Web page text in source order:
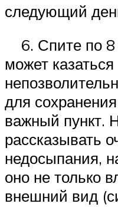
следующий
6. Спите по 8
может казаться
для
важный пункт.
рассказывать
недосыпания,
оно не только
внешний вид